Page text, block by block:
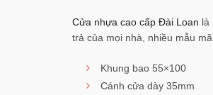
Cửa nhựa cao cấp Đài Loan là
trả của mọi nhà, nhiều mẫu
Khung bao 55×100
Cánh cửa dày 35mm